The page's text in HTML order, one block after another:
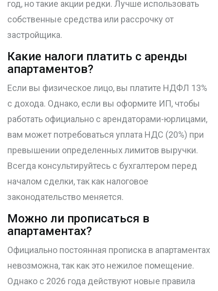
год, но такие акции редки. Лучше использовать
собственные средства или рассрочку от
застройщика.
Какие налоги платить с аренды
апартаментов?
Если вы физическое лицо, вы платите НДФЛ 13%
с дохода. Однако, если вы оформите ИП, чтобы
работать официально с арендаторами-юрлицами,
вам может потребоваться уплата НДС (20%) при
превышении определенных лимитов выручки.
Всегда консультируйтесь с бухгалтером перед
началом сделки, так как налоговое
законодательство меняется.
Можно ли прописаться в
апартаментах?
Официально постоянная прописка в апартаментах
невозможна, так как это нежилое помещение.
Однако с 2026 года действуют новые правила